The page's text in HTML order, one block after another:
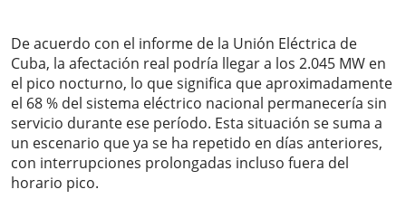
De acuerdo con el informe de la Unión Eléctrica de
Cuba, la afectación real podría llegar a los 2.045 MW en
el pico nocturno, lo que significa que aproximadamente
el 68 % del sistema eléctrico nacional permanecería sin
servicio durante ese período. Esta situación se suma a
un escenario que ya se ha repetido en días anteriores,
con interrupciones prolongadas incluso fuera del
horario pico.